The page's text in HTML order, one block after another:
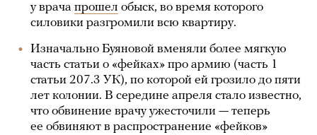
у врача прошел обыск, во время которого
силовики разгромили всю квартиру.
Изначально Буяновой вменяли более мягкую
часть статьи о «фейках» про армию (часть 1
статьи 207.3 УК), по которой ей грозило до пяти
лет колонии. В середине апреля стало известно,
что обвинение врачу ужесточили — теперь
ее обвиняют в распространение «фейков»